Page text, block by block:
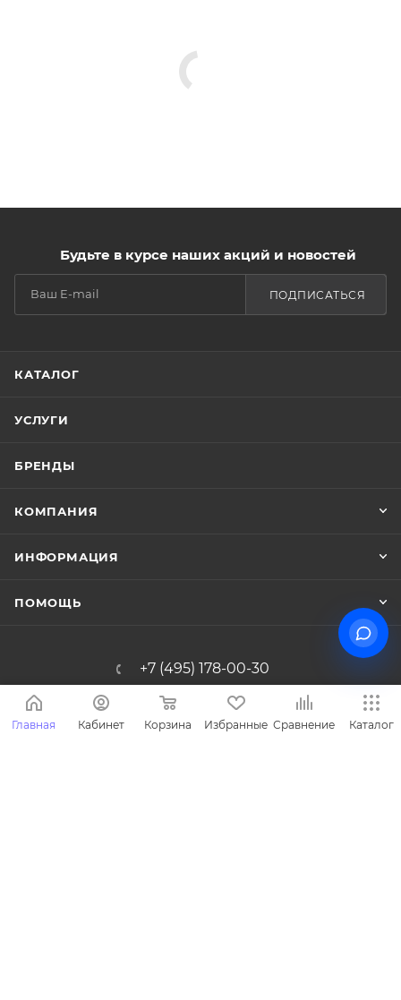
Будьте в курсе наших акций и новостей
ПОДПИСАТЬСЯ
КАТАЛОГ
УСЛУГИ
БРЕНДЫ
КОМПАНИЯ
ИНФОРМАЦИЯ
ПОМОЩЬ
+7 (495) 178-00-30
Info@miasinopt.ru
Главная Кабинет Корзина Избранные Сравнение Каталог